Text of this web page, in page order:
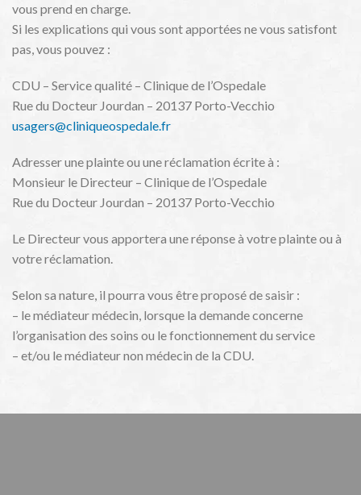
vous prend en charge.
Si les explications qui vous sont apportées ne vous satisfont
pas, vous pouvez :
CDU – Service qualité – Clinique de l’Ospedale
Rue du Docteur Jourdan – 20137 Porto-Vecchio
usagers@cliniqueospedale.fr
Adresser une plainte ou une réclamation écrite à :
Monsieur le Directeur – Clinique de l’Ospedale
Rue du Docteur Jourdan – 20137 Porto-Vecchio
Le Directeur vous apportera une réponse à votre plainte ou à
votre réclamation.
Selon sa nature, il pourra vous être proposé de saisir :
– le médiateur médecin, lorsque la demande concerne
l’organisation des soins ou le fonctionnement du service
– et/ou le médiateur non médecin de la CDU.